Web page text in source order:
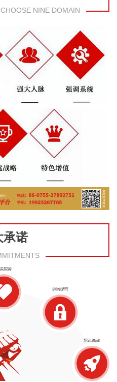
NINE DOMAIN
承诺